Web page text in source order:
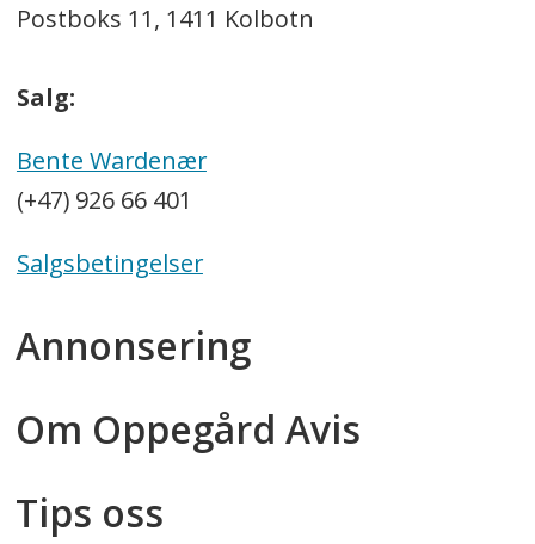
Postboks 11, 1411 Kolbotn
Salg:
Bente Wardenær
(+47) 926 66 401
Salgsbetingelser
Annonsering
Om Oppegård Avis
Tips oss